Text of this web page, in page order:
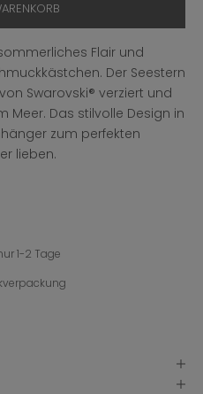
Flair und
Der Seestern
Swarovski® verziert und
Meer. Das stilvolle Design in
zum perfekten
lieben.
1-2 Tage